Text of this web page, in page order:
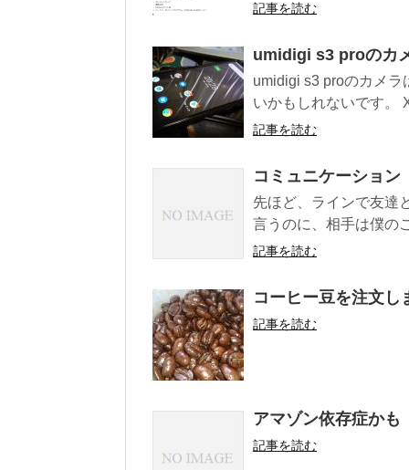
記事を読む
umidigi s3 proのカ
umidigi s3 proのカメラ
いかもしれないです。
記事を読む
コミュニケーション
先ほど、ラインで友達
言うのに、相手は僕の
記事を読む
コーヒー豆を注文し
記事を読む
アマゾン依存症かも
記事を読む